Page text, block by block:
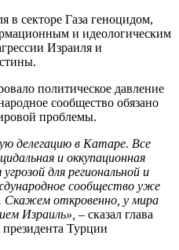
в секторе Газа геноцидом,
и идеологическим
Израиля и
политическое давление
сообщество обязано
проблемы.
делегацию в Катаре. Все
и оккупационная
для региональной и
сообщество уже
Скажем откровенно, у мира
Израиль», – сказал глава
Турции